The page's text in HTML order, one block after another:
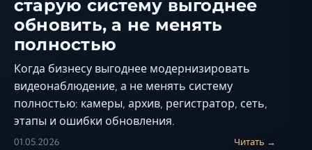
Пятигорск
Симферополь
Сочи
старую систему выгоднее
обновить, а не менять
полностью
Когда бизнесу выгоднее модернизировать
видеонаблюдение, а не менять систему
полностью: камеры, архив, регистратор, сеть,
этапы и ошибки обновления.
01.05.2026 Читать →